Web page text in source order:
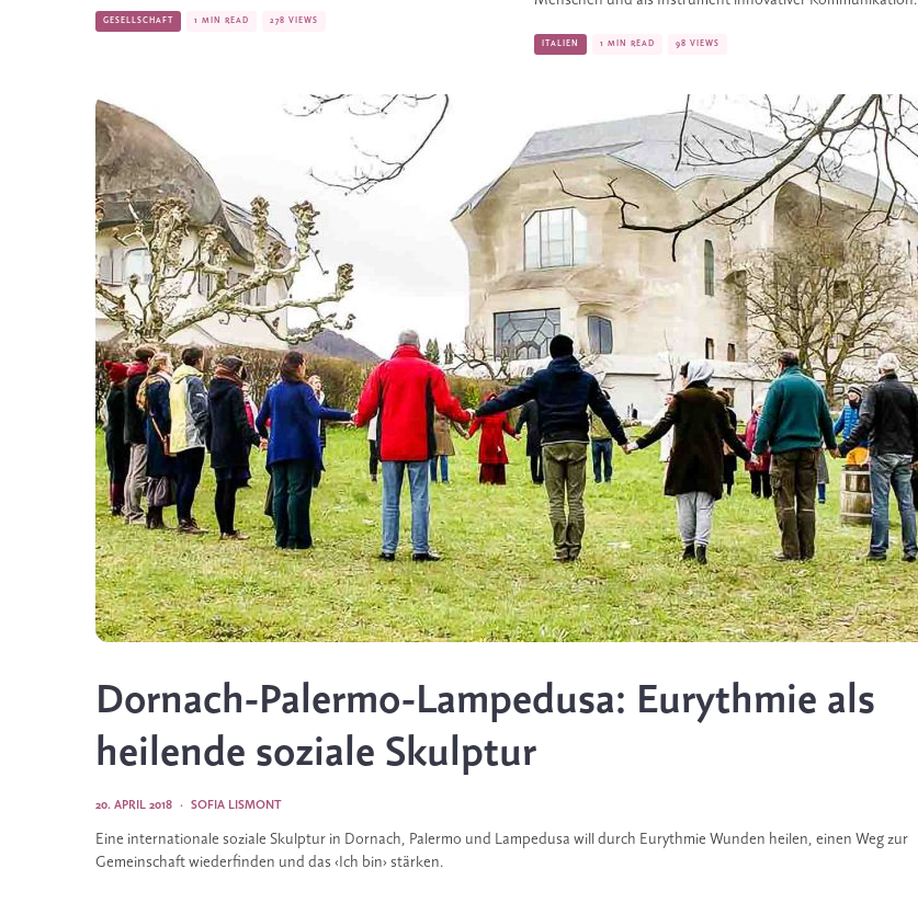
GESELLSCHAFT 1 MIN READ 278 VIEWS
ITALIEN 1 MIN READ 98 VIEWS
Dornach-Palermo-Lampedusa: Eurythmie als
heilende soziale Skulptur
SOFIA LISMONT
·
20. APRIL 2018
Eine internationale soziale Skulptur in Dornach, Palermo und Lampedusa will durch Eurythmie Wunden heilen, einen Weg zur
Gemeinschaft wiederfinden und das ‹Ich bin› stärken.